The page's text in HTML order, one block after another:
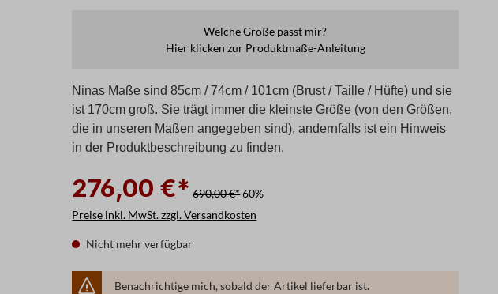
Welche Größe passt mir?
Hier klicken zur Produktmaße-Anleitung
Ninas Maße sind 85cm / 74cm / 101cm (Brust / Taille / Hüfte) und sie
ist 170cm groß. Sie trägt immer die kleinste Größe (von den Größen,
die in unseren Maßen angegeben sind), andernfalls ist ein Hinweis
in der Produktbeschreibung zu finden.
276,00 €* 690,00 €*60%
Preise inkl. MwSt. zzgl. Versandkosten
Nicht mehr verfügbar
Benachrichtige mich, sobald der Artikel lieferbar ist.